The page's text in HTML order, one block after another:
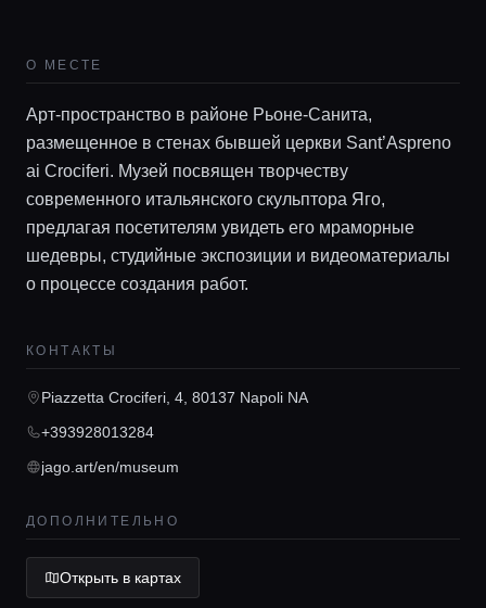
Главная
Локации
Гиды
Консьерж сервис
О МЕСТЕ
Арт-пространство в районе Рьоне-Санита,
размещенное в стенах бывшей церкви Sant’Aspreno
ai Crociferi. Музей посвящен творчеству
современного итальянского скульптора Яго,
предлагая посетителям увидеть его мраморные
шедевры, студийные экспозиции и видеоматериалы
о процессе создания работ.
КОНТАКТЫ
Piazzetta Crociferi, 4, 80137 Napoli NA
+393928013284
jago.art/en/museum
ДОПОЛНИТЕЛЬНО
Открыть в картах